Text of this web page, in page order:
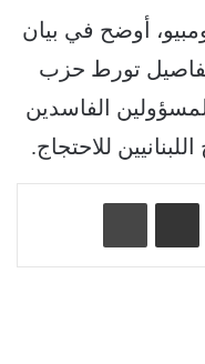
أوضح في بيان
تفاصيل تورط حزب
الفاسدين
للاحتجاج.
تيلقرام